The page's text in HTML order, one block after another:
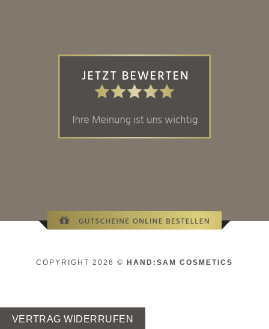
COPYRIGHT 2026 © HAND:SAM COSMETICS
VERTRAG WIDERRUFEN